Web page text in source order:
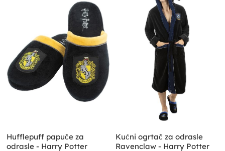
Hufflepuff papuče za
odrasle - Harry Potter
Kućni ogrtač za odrasle
Ravenclaw - Harry Potter